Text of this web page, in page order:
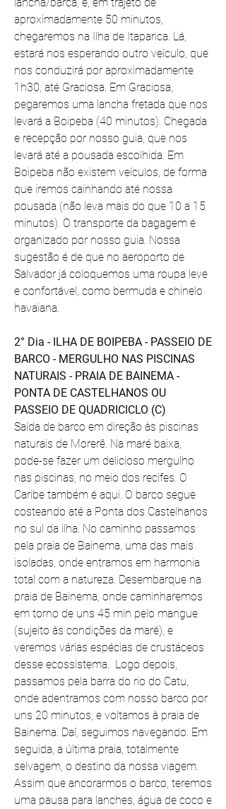
aproximadamente 50 minutos,
chegaremos na Ilha de Itaparica. Lá,
estará nos esperando outro veículo, que
nos conduzirá por aproximadamente
1h30, até Graciosa. Em Graciosa,
pegaremos uma lancha fretada que nos
levará a Boipeba (40 minutos). Chegada
e recepção por nosso guia, que nos
levará até a pousada escolhida. Em
Boipeba não existem veículos, de forma
que iremos cainhando até nossa
pousada (não leva mais do que 10 a 15
minutos). O transporte da bagagem é
organizado por nosso guia. Nossa
sugestão é de que no aeroporto de
Salvador já coloquemos uma roupa leve
e confortável, como bermuda e chinelo
havaiana.
2° Dia - ILHA DE BOIPEBA - PASSEIO DE
BARCO - MERGULHO NAS PISCINAS
NATURAIS - PRAIA DE BAINEMA -
PONTA DE CASTELHANOS OU
PASSEIO DE QUADRICICLO (C)
Saída de barco em direção às piscinas
naturais de Morerê. Na maré baixa,
pode-se fazer um delicioso mergulho
nas piscinas, no meio dos recifes. O
Caribe também é aqui. O barco segue
costeando até a Ponta dos Castelhanos
no sul da ilha. No caminho passamos
pela praia de Bainema, uma das mais
isoladas, onde entramos em harmonia
total com a natureza. Desembarque na
praia de Bainema, onde caminharemos
em torno de uns 45 min pelo mangue
(sujeito às condições da maré), e
veremos várias espécias de crustáceos
desse ecossistema.  Logo depois,
passamos pela barra do rio do Catu,
onde adentramos com nosso barco por
uns 20 minutos, e voltamos à praia de
Bainema. Daí, seguimos navegando. Em
seguida, a última praia, totalmente
selvagem, o destino da nossa viagem.
Assim que ancorarmos o barco, teremos
uma pausa para lanches, água de coco e